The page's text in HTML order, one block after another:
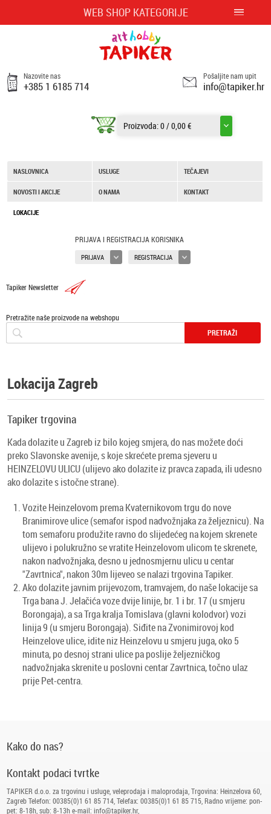
WEB SHOP KATEGORIJE
Nazovite nas
+385 1 6185 714
Pošaljite nam upit
info@tapiker.hr
Proizvoda:0/0,00 €
NASLOVNICA USLUGE TEČAJEVI
NOVOSTI I AKCIJE O NAMA KONTAKT
LOKACIJE
PRIJAVA I REGISTRACIJA KORISNIKA
PRIJAVA REGISTRACIJA
Tapiker Newsletter
Pretražite naše proizvode na webshopu
Lokacija Zagreb
Tapiker trgovina
Kada dolazite u Zagreb iz bilo kojeg smjera, do nas možete doći
preko Slavonske avenije, s koje skrećete prema sjeveru u
HEINZELOVU ULICU (ulijevo ako dolazite iz pravca zapada, ili udesno
ako dolazite s istočne strane).
Vozite Heinzelovom prema Kvaternikovom trgu do nove
Branimirove ulice (semafor ispod nadvožnjaka za željeznicu). Na
tom semaforu produžite ravno do slijedećeg na kojem skrenete
ulijevo i polukružno se vratite Heinzelovom ulicom te skrenete,
nakon nadvožnjaka, desno u jednosmjernu ulicu u centar
"Zavrtnica", nakon 30m lijeveo se nalazi trgovina Tapiker.
Ako dolazite javnim prijevozom, tramvajem, do naše lokacije sa
Trga bana J. Jelačića voze dvije linije, br. 1 i br. 17 (u smjeru
Borongaja), a sa Trga kralja Tomislava (glavni kolodvor) vozi
linija 9 (u smjeru Borongaja). Siđite na Zvonimirovoj kod
Heinzelove ulice, idite niz Heinzelovu u smjeru juga, oko 5
minuta, po desnoj strani ulice pa poslije željezničkog
nadvožnjaka skrenite u poslovni centar Zavrtnica, točno ulaz
prije Pet-centra.
Kako do nas?
Kontakt podaci tvrtke
TAPIKER d.o.o. za trgovinu i usluge, veleprodaja i maloprodaja, Trgovina: Heinzelova 60,
Zagreb Telefon: 00385(0)1 61 85 714, Telefax: 00385(0)1 61 85 715, Radno vrijeme: pon-
pet: 8-18h, sub: 8-13h e-mail: info@tapiker.hr,